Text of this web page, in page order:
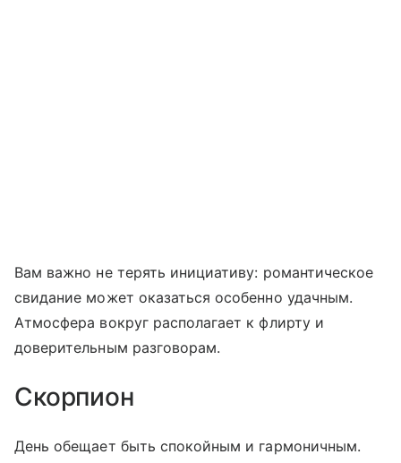
Вам важно не терять инициативу: романтическое
свидание может оказаться особенно удачным.
Атмосфера вокруг располагает к флирту и
доверительным разговорам.
Скорпион
День обещает быть спокойным и гармоничным.